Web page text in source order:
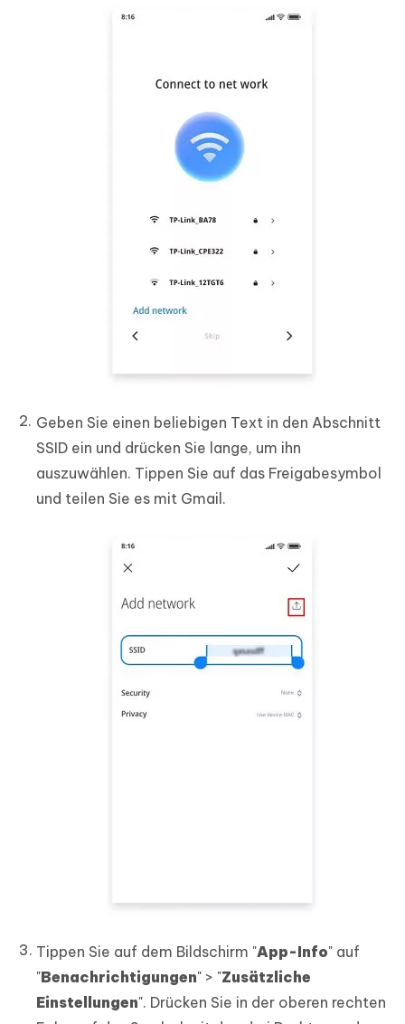
Geben Sie einen beliebigen Text in den Abschnitt
SSID ein und drücken Sie lange, um ihn
auszuwählen. Tippen Sie auf das Freigabesymbol
und teilen Sie es mit Gmail.
Tippen Sie auf dem Bildschirm "App-Info" auf
"Benachrichtigungen" > "Zusätzliche
Einstellungen". Drücken Sie in der oberen rechten